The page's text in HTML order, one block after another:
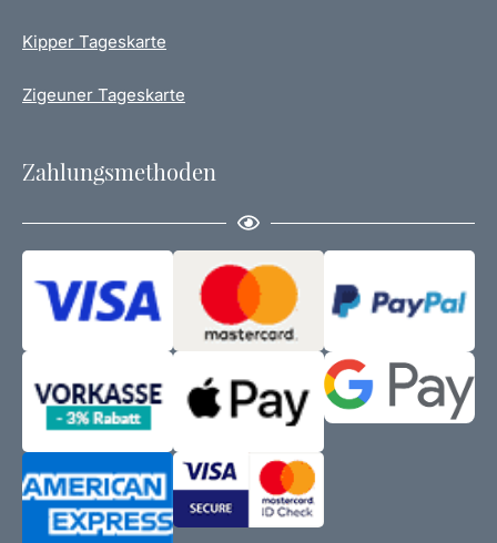
Kipper Tageskarte
Zigeuner Tageskarte
Zahlungsmethoden